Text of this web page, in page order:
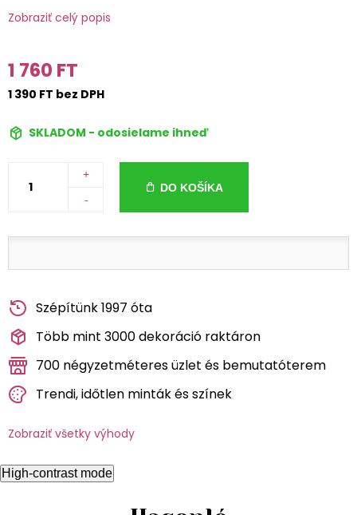
Zobraziť celý popis
1 760 FT
1 390 FT bez DPH
SKLADOM - odosielame ihneď
+
-
DO KOŠÍKA
Szépítünk 1997 óta
Több mint 3000 dekoráció raktáron
700 négyzetméteres üzlet és bemutatóterem
Trendi, időtlen minták és színek
Zobraziť všetky výhody
High-contrast mode